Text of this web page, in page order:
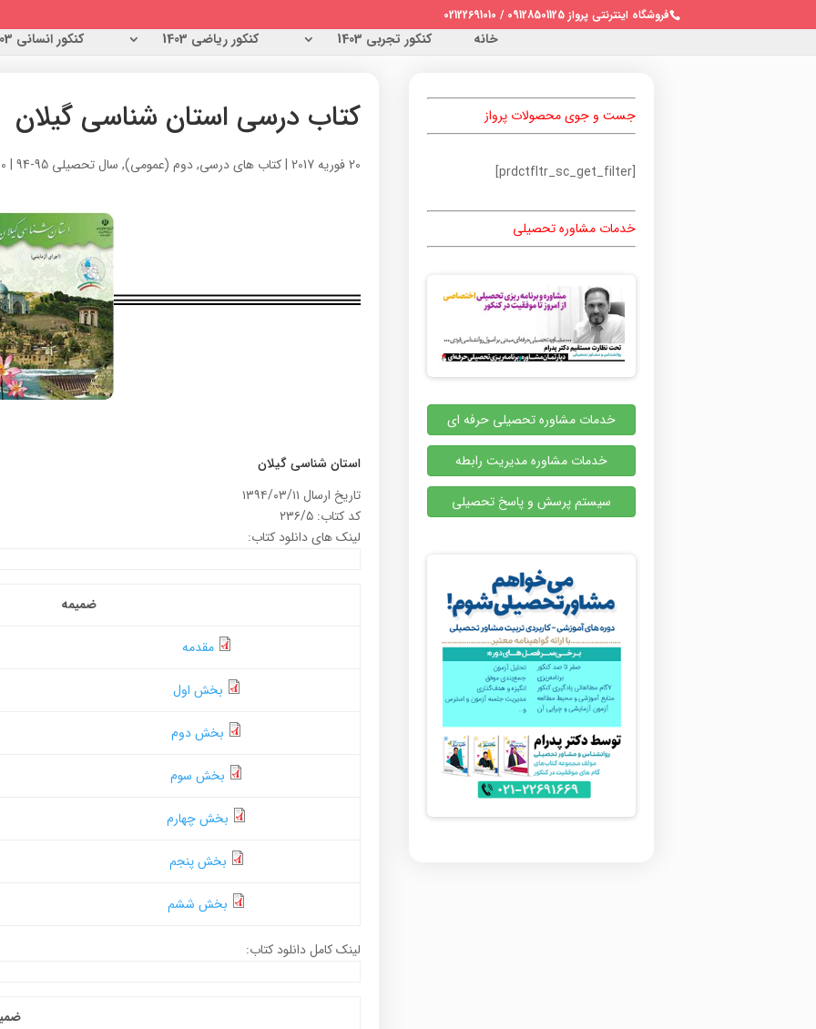
فروشگاه اینترنتی پرواز 09128501125 / 02122691010
خانه کنکور تجربی 1403 کنکور ریاضی 1403 کنکور انسانی 1403
کتاب درسی استان شناسی گیلان
20 فوریه 2017 |کتاب های درسی,دوم (عمومی), سال تحصیلی 95-94 | 0 نظر
استان شناسی گیلان
تاریخ ارسال ۱۳۹۴/۰۳/۱۱
کد کتاب: ۲۳۶/۵
لینک های دانلود کتاب:
ضمیمه
مقدمه
بخش اول
بخش دوم
بخش سوم
بخش چهارم
بخش پنجم
بخش ششم
لینک کامل دانلود کتاب:
جست و جوی محصولات پرواز
[prdctfltr_sc_get_filter]
خدمات مشاوره تحصیلی
خدمات مشاوره تحصیلی حرفه ای
خدمات مشاوره مدیریت رابطه
سیستم پرسش و پاسخ تحصیلی